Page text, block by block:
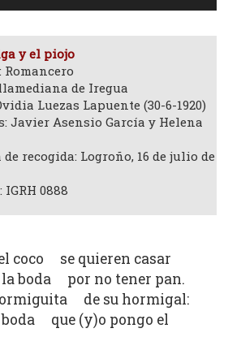
y el piojo
de Iregua
Luezas Lapuente (30-6-1920)
Javier Asensio García y Helena
recogida: Logroño, 16 de julio de
0888
coco se quieren casar
la boda por no tener pan.
de su hormigal:
boda que (y)o pongo el